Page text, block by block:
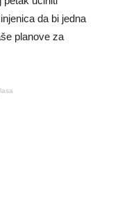
da bi jedna
planove za